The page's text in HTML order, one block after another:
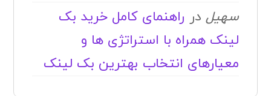
سهیل در راهنمای کامل خرید بک
لینک همراه با استراتژی ها و
معیارهای انتخاب بهترین بک لینک